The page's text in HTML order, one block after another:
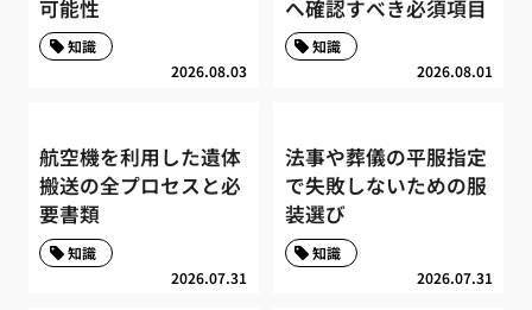
可能性
2026.08.03
知識
へ確認すべき必須項目
2026.08.01
知識
航空機を利用した遺体
搬送の全プロセスと必
要書類
2026.07.31
知識
法事や葬儀の平服指定
で失敗しないための服
装選び
2026.07.31
知識